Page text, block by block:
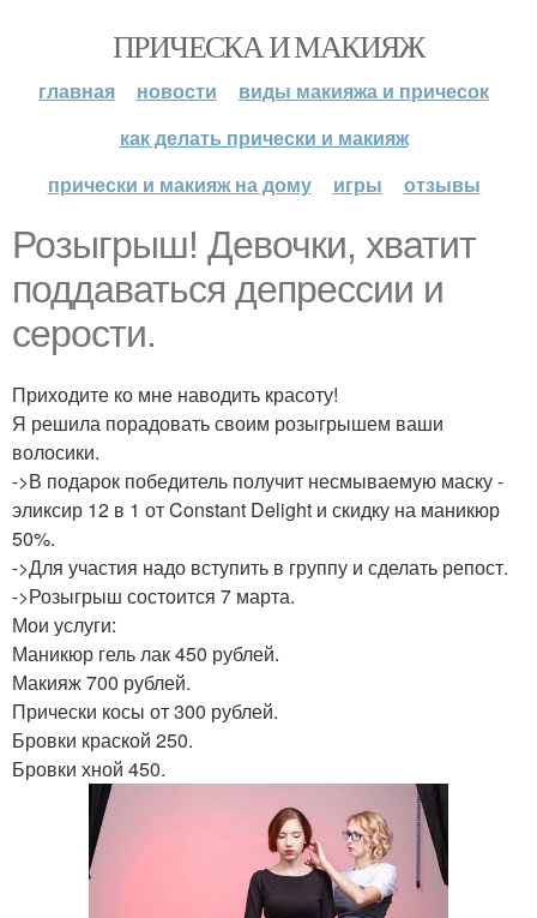
ПРИЧЕСКА И МАКИЯЖ
главная новости
виды макияжа и причесок
как делать прически и макияж
прически и макияж на дому
игры отзывы
Розыгрыш! Девочки, хватит
поддаваться депрессии и
серости.
Приходите ко мне наводить красоту!
Я решила порадовать своим розыгрышем ваши
волосики.
->В подарок победитель получит несмываемую маску -
эликсир 12 в 1 от Constant Delight и скидку на маникюр
50%.
->Для участия надо вступить в группу и сделать репост.
->Розыгрыш состоится 7 марта.
Мои услуги:
Маникюр гель лак 450 рублей.
Макияж 700 рублей.
Прически косы от 300 рублей.
Бровки краской 250.
Бровки хной 450.